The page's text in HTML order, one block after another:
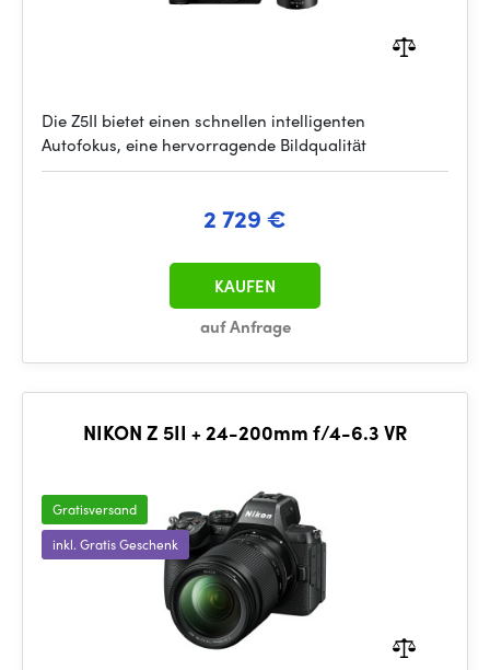
Die Z5II bietet einen schnellen intelligenten
Autofokus, eine hervorragende Bildqualität
2 729 €
auf Anfrage
KAUFEN
NIKON Z 5II + 24-200mm f/4-6.3 VR
Gratisversand
inkl. Gratis Geschenk